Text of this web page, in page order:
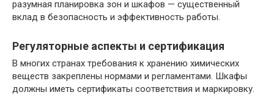
разумная планировка зон и шкафов — существенный
вклад в безопасность и эффективность работы.
Регуляторные аспекты и сертификация
В многих странах требования к хранению химических
веществ закреплены нормами и регламентами. Шкафы
должны иметь сертификаты соответствия и маркировку.